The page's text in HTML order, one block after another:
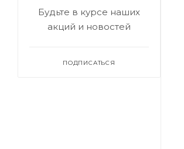
Будьте в курсе наших
акций и новостей
ПОДПИСАТЬСЯ